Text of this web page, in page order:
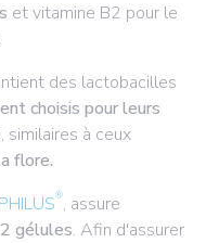
et vitamine B2 pour le
des lactobacilles
choisis pour leurs
similaires à ceux
flore.
®, assure
gélules. Afin d'assurer